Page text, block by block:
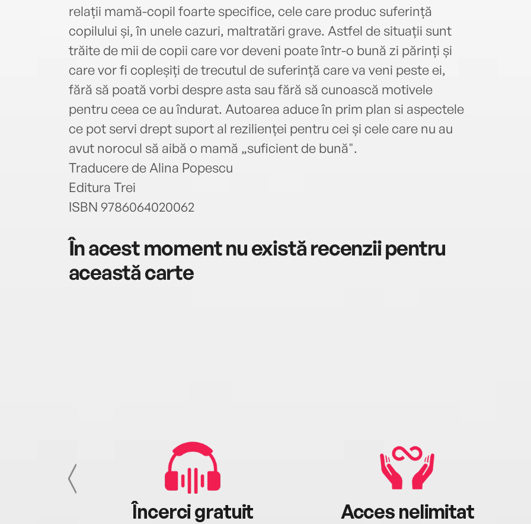
relații mamă-copil foarte specifice, cele care produc suferință
copilului și, în unele cazuri, maltratări grave. Astfel de situații sunt
trăite de mii de copii care vor deveni poate într-o bună zi părinți și
care vor fi copleșiți de trecutul de suferință care va veni peste ei,
fără să poată vorbi despre asta sau fără să cunoască motivele
pentru ceea ce au îndurat. Autoarea aduce în prim plan si aspectele
ce pot servi drept suport al rezilienței pentru cei și cele care nu au
avut norocul să aibă o mamă „suficient de bună".
Traducere de Alina Popescu
Editura Trei
ISBN 9786064020062
În acest moment nu există recenzii pentru
această carte
Încerci gratuit Acces nelimitat